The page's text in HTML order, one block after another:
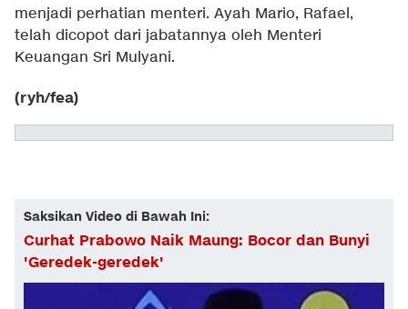
menjadi perhatian menteri. Ayah Mario, Rafael,
telah dicopot dari jabatannya oleh Menteri
Keuangan Sri Mulyani.
(ryh/fea)
Saksikan Video di Bawah Ini:
Curhat Prabowo Naik Maung: Bocor dan Bunyi
'Geredek-geredek'